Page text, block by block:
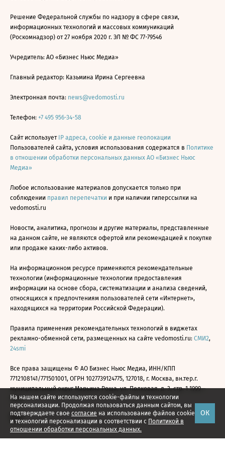
На нашем сайте используются cookie-файлы и технологии
персонализации. Продолжая пользоваться данным сайтом, вы
подтверждаете свое согласие на использование файлов cookie
и технологий персонализации в соответствии с Политикой в
отношении обработки персональных данных.
ОК
Решение Федеральной службы по надзору в сфере связи,
информационных технологий и массовых коммуникаций
(Роскомнадзор) от 27 ноября 2020 г. ЭЛ № ФС 77-79546
Учредитель: АО «Бизнес Ньюс Медиа»
Главный редактор: Казьмина Ирина Сергеевна
Электронная почта: news@vedomosti.ru
Телефон: +7 495 956-34-58
Сайт использует IP адреса, cookie и данные геолокации
Пользователей сайта, условия использования содержатся в Политике
в отношении обработки персональных данных АО «Бизнес Ньюс
Медиа»
Любое использование материалов допускается только при
соблюдении правил перепечатки и при наличии гиперссылки на
vedomosti.ru
Новости, аналитика, прогнозы и другие материалы, представленные
на данном сайте, не являются офертой или рекомендацией к покупке
или продаже каких-либо активов.
На информационном ресурсе применяются рекомендательные
технологии (информационные технологии предоставления
информации на основе сбора, систематизации и анализа сведений,
относящихся к предпочтениям пользователей сети «Интернет»,
находящихся на территории Российской Федерации).
Правила применения рекомендательных технологий в виджетах
рекламно-обменной сети, размещенных на сайте vedomosti.ru: СМИ2,
24smi
Все права защищены © АО Бизнес Ньюс Медиа, ИНН/КПП
7712108141/771501001, ОГРН 1027739124775, 127018, г. Москва, вн.тер.г.
муниципальный округ Марьина Роща, ул. Полковая, д. 3, стр. 1 1999—
2026